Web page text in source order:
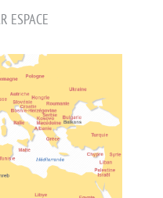
ESPACE